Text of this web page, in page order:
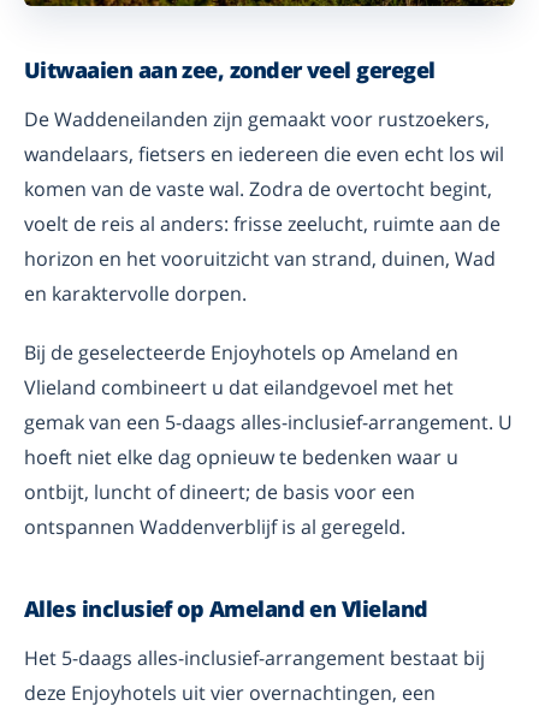
Uitwaaien aan zee, zonder veel geregel
De Waddeneilanden zijn gemaakt voor rustzoekers,
wandelaars, fietsers en iedereen die even echt los wil
komen van de vaste wal. Zodra de overtocht begint,
voelt de reis al anders: frisse zeelucht, ruimte aan de
horizon en het vooruitzicht van strand, duinen, Wad
en karaktervolle dorpen.
Bij de geselecteerde Enjoyhotels op Ameland en
Vlieland combineert u dat eilandgevoel met het
gemak van een 5-daags alles-inclusief-arrangement. U
hoeft niet elke dag opnieuw te bedenken waar u
ontbijt, luncht of dineert; de basis voor een
ontspannen Waddenverblijf is al geregeld.
Alles inclusief op Ameland en Vlieland
Het 5-daags alles-inclusief-arrangement bestaat bij
deze Enjoyhotels uit vier overnachtingen, een